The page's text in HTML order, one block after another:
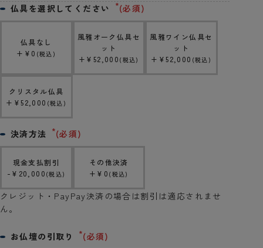
お仏壇の引取り (必須)
仏具を選択してください (必須)
仏具なし
+ ¥ 0 税込
風雅オーク仏具セ
ット
+ ¥ 52,000 税込
風雅ワイン仏具セ
ット
+ ¥52,000 税込
クリスタル仏具
+ ¥52,000 税込
決済方法 (必須)
現金支払割引
- ¥ 20,000 税込
その他決済
+ ¥ 0 税込
クレジット・PayPay決済の場合は割引は適応されませ
ん。